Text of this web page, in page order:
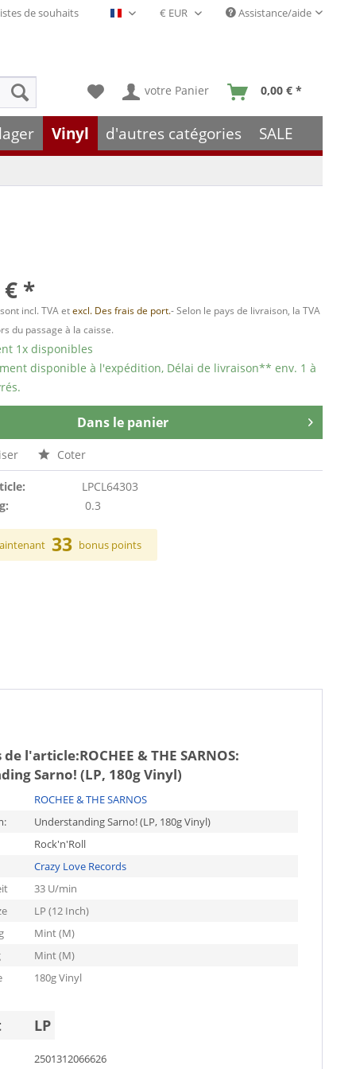
de souhaits Français- FR Assistance/aide
votre Panier 0,00 € *
Vinyl d'autres catégories SALE
€ *
incl. TVA etexcl. Des frais de port.- Selon le pays de livraison, la TVA
du passage à la caisse.
1x disponibles
disponible à l'expédition, Délai de livraison** env. 1 à
Dans le panier
Coter
LPCL64303
0.3
33 bonus points
de l'article:ROCHEE & THE SARNOS:
Sarno! (LP, 180g Vinyl)
ROCHEE & THE SARNOS
Understanding Sarno! (LP, 180g Vinyl)
Rock'n'Roll
Crazy Love Records
33 U/min
LP (12 Inch)
Mint (M)
Mint (M)
180g Vinyl
LP
2501312066626